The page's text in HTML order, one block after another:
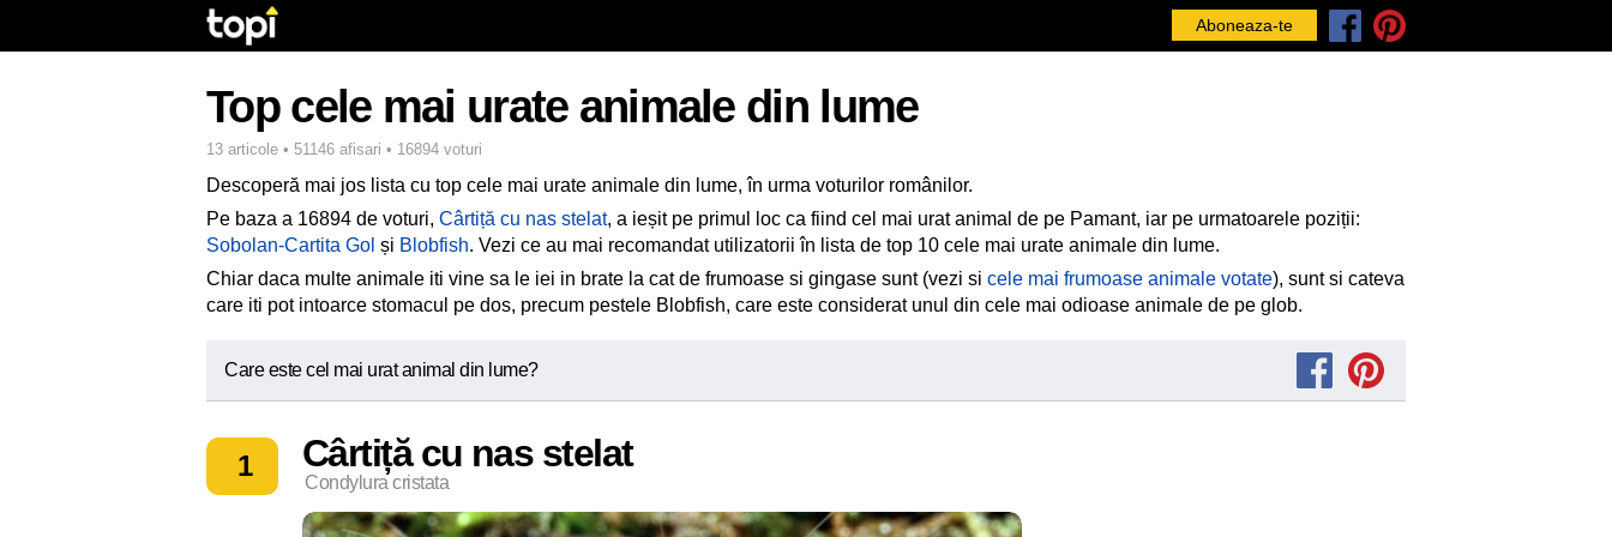
Aboneaza-te
Top cele mai urate animale din lume
13 articole • 51146 afisari • 16894 voturi
Descoperă mai jos lista cu top cele mai urate animale din lume, în urma voturilor românilor.
Pe baza a 16894 de voturi, Cârtiță cu nas stelat, a ieșit pe primul loc ca fiind cel mai urat animal de pe Pamant, iar pe urmatoarele poziții:
Sobolan-Cartita Gol și Blobfish. Vezi ce au mai recomandat utilizatorii în lista de top 10 cele mai urate animale din lume.
Chiar daca multe animale iti vine sa le iei in brate la cat de frumoase si gingase sunt (vezi si cele mai frumoase animale votate), sunt si cateva
care iti pot intoarce stomacul pe dos, precum pestele Blobfish, care este considerat unul din cele mai odioase animale de pe glob.
Care este cel mai urat animal din lume?
1 Cârtiță cu nas stelat
Condylura cristata